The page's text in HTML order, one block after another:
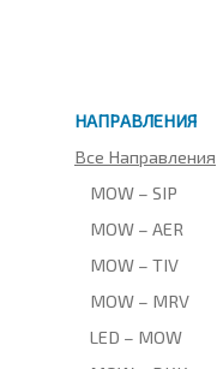
НАПРАВЛЕНИЯ
Все Направления
MOW – SIP
MOW – AER
MOW – TIV
MOW – MRV
LED – MOW